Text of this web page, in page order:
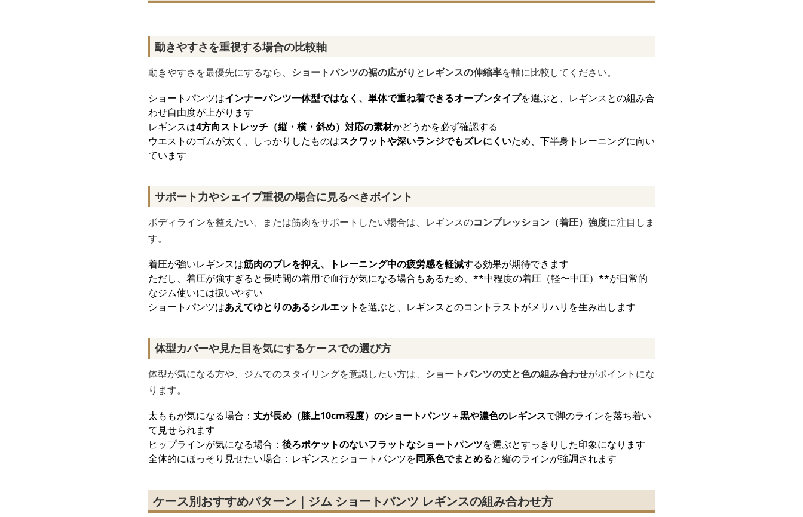
動きやすさを重視する場合の比較軸
動きやすさを最優先にするなら、 ショートパンツの裾の広がり と レギンスの伸縮率を軸に比較してください。
ショートパンツはインナーパンツ一体型ではなく、単体で重ね着できるオープンタイプを選ぶと、レギンスとの組み合
わせ自由度が上がります
レギンスは4方向ストレッチ（縦・横・斜め）対応の素材かどうかを必ず確認する
ウエストのゴムが太く、しっかりしたものはスクワットや深いランジでもズレにくいため、下半身トレーニングに向い
ています
サポート力やシェイプ重視の場合に見るべきポイント
ボディラインを整えたい、または筋肉をサポートしたい場合は、レギンスのコンプレッション（着圧）強度に注目しま
す。
着圧が強いレギンスは筋肉のブレを抑え、トレーニング中の疲労感を軽減する効果が期待できます
ただし、着圧が強すぎると長時間の着用で血行が気になる場合もあるため、**中程度の着圧（軽〜中圧）**が日常的
なジム使いには扱いやすい
ショートパンツはあえてゆとりのあるシルエット を選ぶと、レギンスとのコントラストがメリハリを生み出します
体型カバーや見た目を気にするケースでの選び方
体型が気になる方や、ジムでのスタイリングを意識したい方は、 ショートパンツの丈と色の組み合わせがポイントにな
ります。
太ももが気になる場合： 丈が長め（膝上10cm程度）のショートパンツ＋黒や濃色のレギンスで脚のラインを落ち着い
て見せられます
ヒップラインが気になる場合： 後ろポケットのないフラットなショートパンツを選ぶとすっきりした印象になります
全体的にほっそり見せたい場合：レギンスとショートパンツを同系色でまとめると縦のラインが強調されます
ケース別おすすめパターン｜ジム ショートパンツ レギンスの組み合わせ方